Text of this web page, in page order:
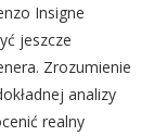
Insigne
jeszcze
Zrozumienie
analizy
realny